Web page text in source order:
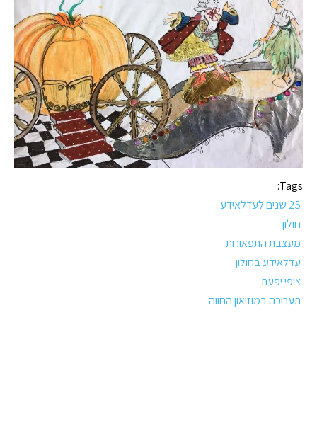
Tags:
25 שנים לעדלאידע
חולון
מעצבת התפאורות
עדלאידע בחולון
ציפי יפעת
תערוכה במוזיאון החווה